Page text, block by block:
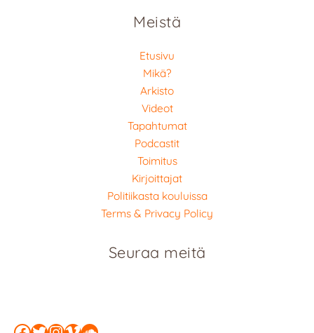
Meistä
Etusivu
Mikä?
Arkisto
Videot
Tapahtumat
Podcastit
Toimitus
Kirjoittajat
Politiikasta kouluissa
Terms & Privacy Policy
Seuraa meitä